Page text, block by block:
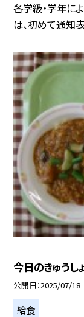
各学級・学年に
は、初めて通知
今日のきゅう
公開日 2025/07/18
給食